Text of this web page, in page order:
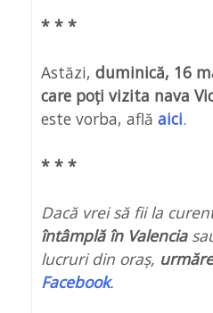
* * *
Astăzi, duminică, 16
care poți vizita nava
este vorba, află aici.
* * *
Dacă vrei să fii la
întâmplă în Valencia
lucruri din oraș,
Facebook.